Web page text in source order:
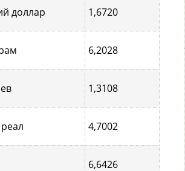
доллар 1,6720
6,2028
1,3108
4,7002
6,6426